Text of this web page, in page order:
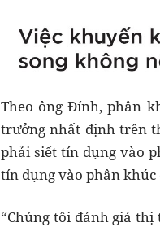
Theo ông Đính, phân
trưởng nhất định trên
phải siết tín dụng vào
tín dụng vào phân khúc
“Chúng tôi đánh giá